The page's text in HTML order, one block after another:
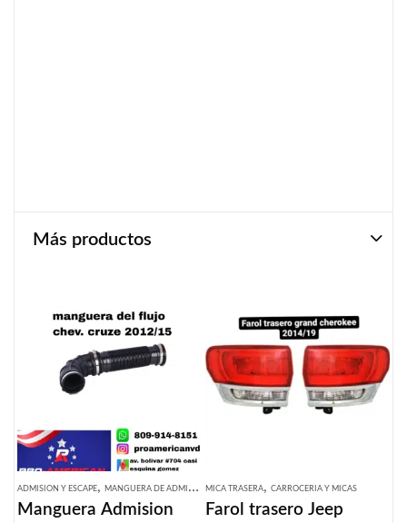
Más productos
ADMISION Y ESCAPE, MANGUERA DE ADMISION
Manguera Admision
MICA TRASERA, CARROCERIA Y MICAS
Farol trasero Jeep